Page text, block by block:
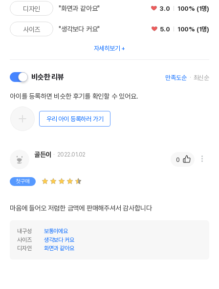
디자인 "화면과 같아요" 3.0 100% (1명)
사이즈 "생각보다 커요" 5.0 100% (1명)
자세히보기
비슷한 리뷰 만족도순 최신순
아이를 등록하면 비슷한 후기를 확인할 수 있어요.
우리 아이 등록하러 가기
골든이 2022.01.02
첫구매
마음에 들어오 저렴한 금액에 판매해주셔서 감사합니다
내구성
보통이에요
사이즈
생각보다 커요
디자인
화면과 같아요
0